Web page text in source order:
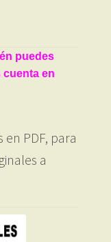
puedes
cuenta en
PDF, para
a